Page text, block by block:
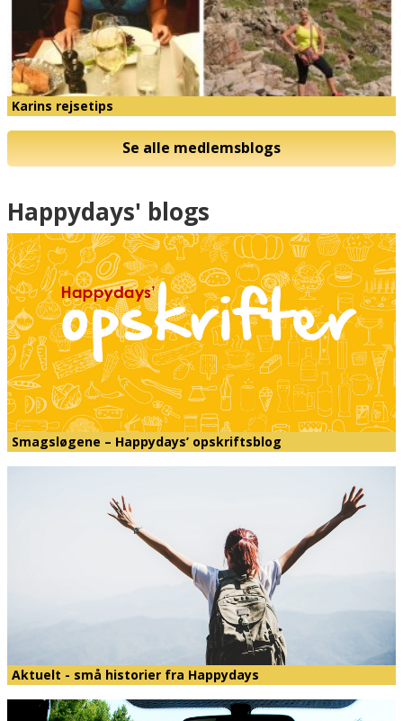
Karins rejsetips
Se alle medlemsblogs
Happydays' blogs
Smagsløgene – Happydays’ opskriftsblog
Aktuelt - små historier fra Happydays